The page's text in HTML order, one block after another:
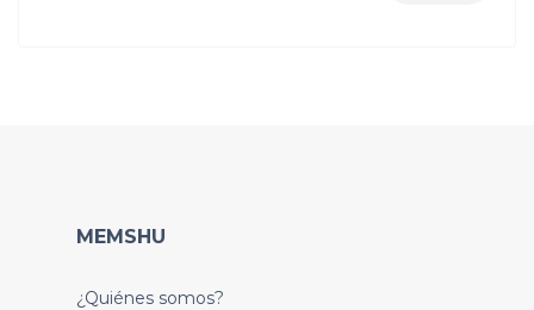
MEMSHU
¿Quiénes somos?